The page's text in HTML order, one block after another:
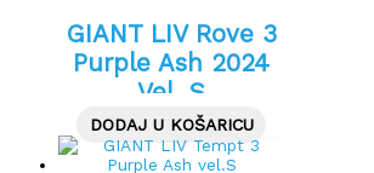
GIANT LIV Rove 3
Purple Ash 2024
Vel. S
DODAJ U KOŠARICU